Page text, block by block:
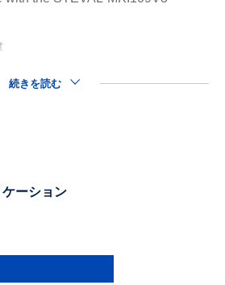
続きを読む
ーション